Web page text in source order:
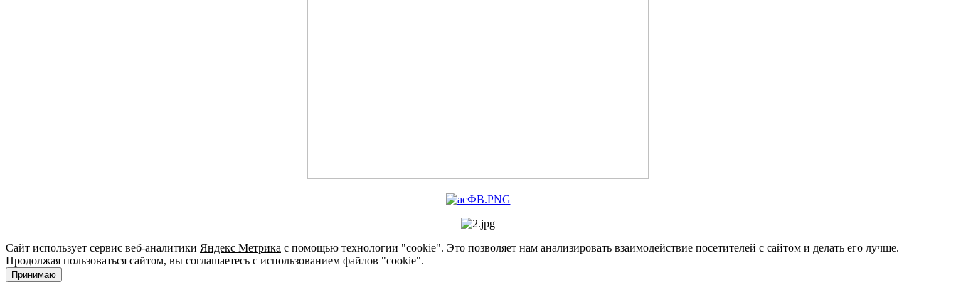
Сайт использует сервис веб-аналитики Яндекс Метрика с помощью технологии "cookie". Это позволяет нам анализировать взаимодействие посетителей с сайтом и делать его лучше.
Продолжая пользоваться сайтом, вы соглашаетесь с использованием файлов "cookie".
Принимаю